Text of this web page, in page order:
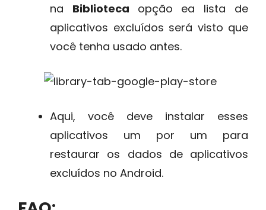
na Biblioteca opção ea lista de
aplicativos excluídos será visto que
você tenha usado antes.
Aqui, você deve instalar esses
aplicativos um por um para
restaurar os dados de aplicativos
excluídos no Android.